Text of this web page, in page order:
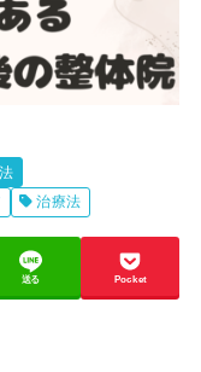
治療法
送る Pocket